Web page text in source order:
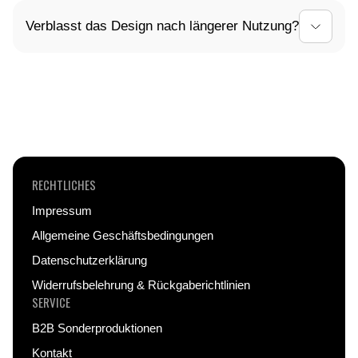
Du erhältst automatisch nach deiner Bestellung
eine Sendungsverfolgungsnummer von uns per E-
Verblasst das Design nach längerer Nutzung?
RECHTLICHES
Impressum
Allgemeine Geschäftsbedingungen
Datenschutzerklärung
Widerrufsbelehrung & Rückgaberichtlinien
SERVICE
B2B Sonderproduktionen
Kontakt